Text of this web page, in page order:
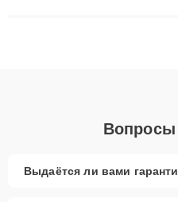
Вопросы
Выдаётся ли вами